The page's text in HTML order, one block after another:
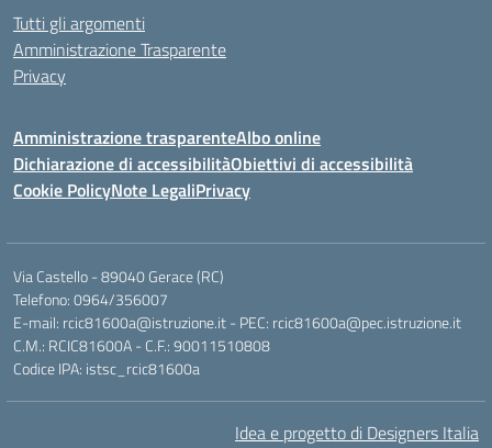
Tutti gli argomenti
Amministrazione Trasparente
Privacy
Amministrazione trasparenteAlbo online
Dichiarazione di accessibilitàObiettivi di accessibilità
Cookie PolicyNote LegaliPrivacy
Via Castello - 89040 Gerace (RC)
Telefono: 0964/356007
E-mail: rcic81600a@istruzione.it - PEC: rcic81600a@pec.istruzione.it
C.M.: RCIC81600A - C.F.: 90011510808
Codice IPA: istsc_rcic81600a
Idea e progetto di Designers Italia